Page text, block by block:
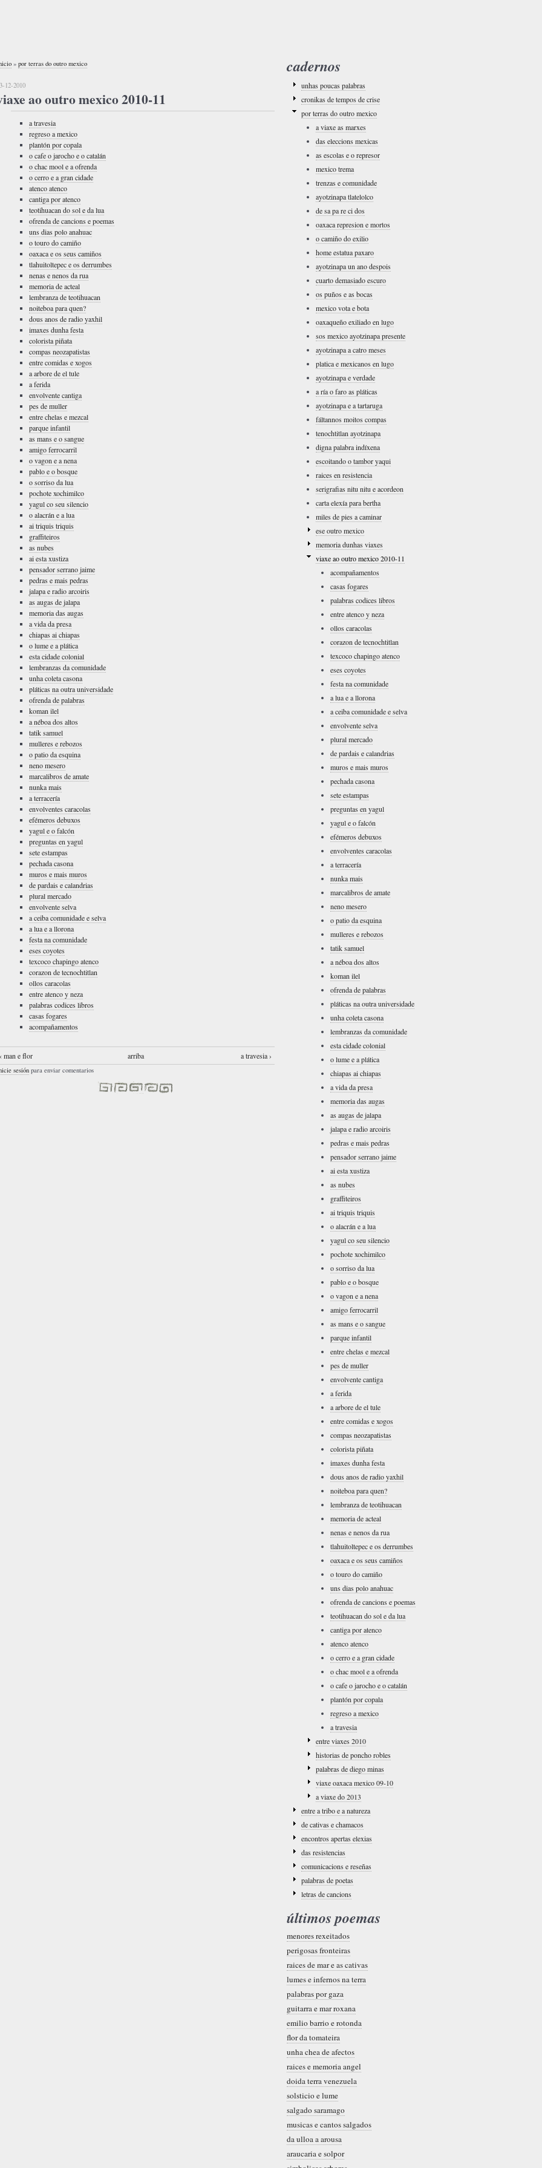
» por terras do outro mexico
12-2010
ao outro mexico 2010-11
a travesia
regreso a mexico
plantón por copala
o cafe o jarocho e o catalán
o chac mool e a ofrenda
o cerro e a gran cidade
atenco atenco
cantiga por atenco
teotihuacan do sol e da lua
ofrenda de cancions e poemas
uns dias polo anahuac
o touro do camiño
oaxaca e os seus camiños
tlahuitoltepec e os derrumbes
nenas e nenos da rua
memoria de acteal
lembranza de teotihuacan
noiteboa para quen?
dous anos de radio yaxhil
imaxes dunha festa
colorista piñata
compas neozapatistas
entre comidas e xogos
a arbore de el tule
a ferida
envolvente cantiga
pes de muller
entre chelas e mezcal
parque infantil
as mans e o sangue
amigo ferrocarril
o vagon e a nena
pablo e o bosque
o sorriso da lua
pochote xochimilco
yagul co seu silencio
o alacrán e a lua
ai triquis triquis
graffiteiros
as nubes
ai esta xustiza
pensador serrano jaime
pedras e mais pedras
jalapa e radio arcoiris
as augas de jalapa
memoria das augas
a vida da presa
chiapas ai chiapas
o lume e a plática
esta cidade colonial
lembranzas da comunidade
unha coleta casona
pláticas na outra universidade
ofrenda de palabras
koman ilel
a néboa dos altos
tatik samuel
mulleres e rebozos
o patio da esquina
neno mesero
marcalibros de amate
nunka mais
a terracería
envolventes caracolas
efémeros debuxos
yagul e o falcón
preguntas en yagul
sete estampas
pechada casona
muros e mais muros
de pardais e calandrias
plural mercado
envolvente selva
a ceiba comunidade e selva
a lua e a llorona
festa na comunidade
eses coyotes
texcoco chapingo atenco
corazon de tecnochtitlan
ollos caracolas
entre atenco y neza
palabras codices libros
casas fogares
acompañamentos
‹ man e flor arriba a travesia ›
sesión para enviar comentarios
cadernos
unhas poucas palabras
cronikas de tempos de crise
por terras do outro mexico
a viaxe as marxes
das eleccions mexicas
as escolas e o represor
mexico trema
trenzas e comunidade
ayotzinapa tlatelolco
de sa pa re ci dos
oaxaca represion e mortos
o camiño do exilio
home estatua paxaro
ayotzinapa un ano despois
cuarto demasiado escuro
os puños e as bocas
mexico vota e bota
oaxaqueño exiliado en lugo
sos mexico ayotzinapa presente
ayotzinapa a catro meses
platica e mexicanos en lugo
ayotzinapa e verdade
a ría o faro as pláticas
ayotzinapa e a tartaruga
fáltannos moitos compas
tenochtitlan ayotzinapa
digna palabra indíxena
escoitando o tambor yaqui
raices en resistencia
serigrafias nitu nitu e acordeon
carta elexía para bertha
miles de pies a caminar
ese outro mexico
memoria dunhas viaxes
viaxe ao outro mexico 2010-11
acompañamentos
casas fogares
palabras codices libros
entre atenco y neza
ollos caracolas
corazon de tecnochtitlan
texcoco chapingo atenco
eses coyotes
festa na comunidade
a lua e a llorona
a ceiba comunidade e selva
envolvente selva
plural mercado
de pardais e calandrias
muros e mais muros
pechada casona
sete estampas
preguntas en yagul
yagul e o falcón
efémeros debuxos
envolventes caracolas
a terracería
nunka mais
marcalibros de amate
neno mesero
o patio da esquina
mulleres e rebozos
tatik samuel
a néboa dos altos
koman ilel
ofrenda de palabras
pláticas na outra universidade
unha coleta casona
lembranzas da comunidade
esta cidade colonial
o lume e a plática
chiapas ai chiapas
a vida da presa
memoria das augas
as augas de jalapa
jalapa e radio arcoiris
pedras e mais pedras
pensador serrano jaime
ai esta xustiza
as nubes
graffiteiros
ai triquis triquis
o alacrán e a lua
yagul co seu silencio
pochote xochimilco
o sorriso da lua
pablo e o bosque
o vagon e a nena
amigo ferrocarril
as mans e o sangue
parque infantil
entre chelas e mezcal
pes de muller
envolvente cantiga
a ferida
a arbore de el tule
entre comidas e xogos
compas neozapatistas
colorista piñata
imaxes dunha festa
dous anos de radio yaxhil
noiteboa para quen?
lembranza de teotihuacan
memoria de acteal
nenas e nenos da rua
tlahuitoltepec e os derrumbes
oaxaca e os seus camiños
o touro do camiño
uns dias polo anahuac
ofrenda de cancions e poemas
teotihuacan do sol e da lua
cantiga por atenco
atenco atenco
o cerro e a gran cidade
o chac mool e a ofrenda
o cafe o jarocho e o catalán
plantón por copala
regreso a mexico
a travesia
entre viaxes 2010
historias de poncho robles
palabras de diego minas
viaxe oaxaca mexico 09-10
a viaxe do 2013
entre a tribo e a natureza
de cativas e chamacos
encontros apertas elexias
das resistencias
comunicacions e reseñas
palabras de poetas
letras de cancions
últimos poemas
menores rexeitados
perigosas fronteiras
raices de mar e as cativas
lumes e infernos na terra
palabras por gaza
guitarra e mar roxana
emilio barrio e rotonda
flor da tomateira
unha chea de afectos
raices e memoria angel
doida terra venezuela
solsticio e lume
salgado saramago
musicas e cantos salgados
da ulloa a arousa
araucaria e solpor